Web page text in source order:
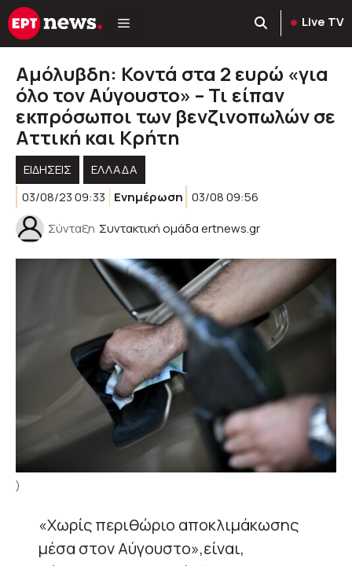
Μετάβαση
σε
Live TV
Αμόλυβδη: Κοντά στα 2 ευρώ «για
όλο τον Αύγουστο» – Τι είπαν
εκπρόσωποι των βενζινοπωλών σε
Αττική και Κρήτη
ΕΙΔΗΣΕΙΣ
ΕΛΛΑΔΑ
03/08/23 09:33
Ενημέρωση 03/08 09:56
Σύνταξη Συντακτική ομάδα ertnews.gr
)
«Χωρίς περιθώριο αποκλιμάκωσης
μέσα στον Αύγουστο»,είναι,